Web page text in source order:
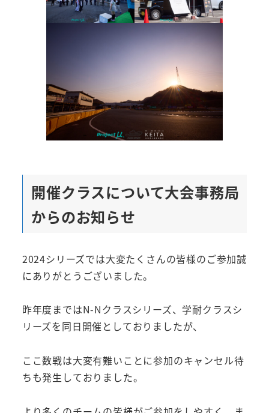
開催クラスについて大会事務局
からのお知らせ
2024シリーズでは大変たくさんの皆様のご参加誠
にありがとうございました。
昨年度まではN-Nクラスシリーズ、学耐クラスシ
リーズを同日開催としておりましたが、
ここ数戦は大変有難いことに参加のキャンセル待
ちも発生しておりました。